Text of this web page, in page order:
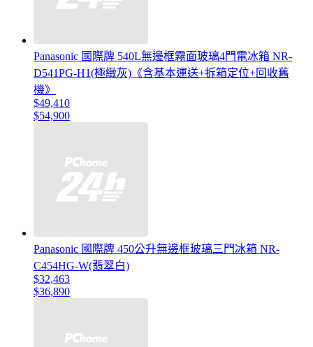
Panasonic 國際牌 540L無邊框霧面玻璃4門電冰箱 NR-
D541PG-H1(極緻灰)《含基本運送+拆箱定位+回收舊
機》
$49,410
$54,900
Panasonic 國際牌 450公升無邊框玻璃三門冰箱 NR-
C454HG-W(翡翠白)
$32,463
$36,890